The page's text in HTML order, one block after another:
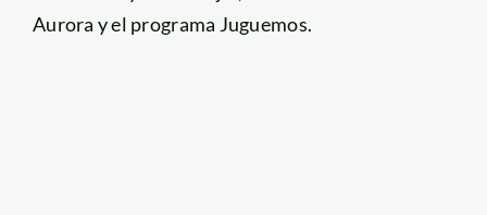
Aurora y el programa Juguemos.